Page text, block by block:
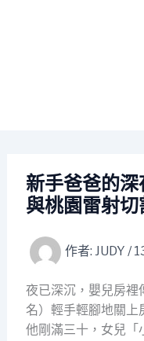
新手爸爸的
與桃園雷射
作者: JUDY /
夜已深沉，嬰兒房裡
名）輕手輕腳地關上
他剛滿三十，女兒「